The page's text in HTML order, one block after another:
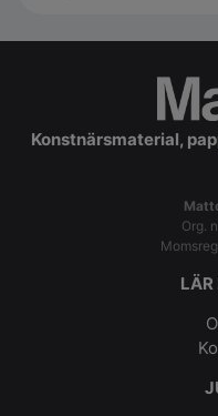
Konstnärsmaterial,
Org.
LÄR